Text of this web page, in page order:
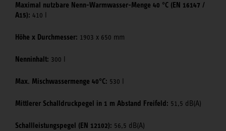
Maximal nutzbare Nenn-Warmwasser-Menge 40 °C (EN 16147 /
A15): 410 l
Höhe x Durchmesser: 1903 x 650 mm
Nenninhalt: 300 l
Max. Mischwassermenge 40°C: 530 l
Mittlerer Schalldruckpegel in 1 m Abstand Freifeld: 51,5 dB(A)
Schallleistungspegel (EN 12102): 56,5 dB(A)